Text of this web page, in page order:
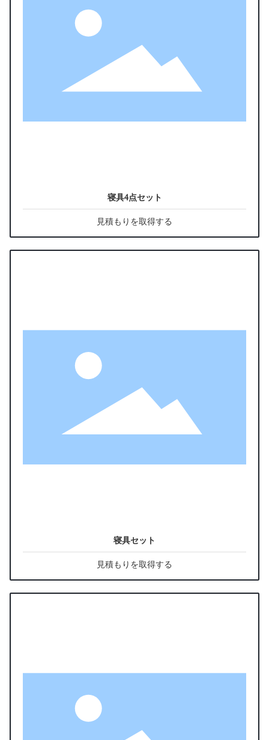
寝具4点セット
見積もりを取得する
寝具セット
見積もりを取得する